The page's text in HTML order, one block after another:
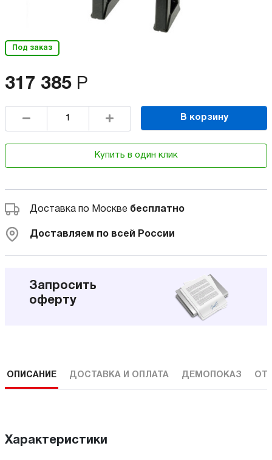
Под заказ
317 385 Р
В корзину
Купить в один клик
Доставка по Москве бесплатно
Доставляем по всей России
Запросить
оферту
ОПИСАНИЕ ДОСТАВКА И ОПЛАТА ДЕМОПОКАЗ
Характеристики